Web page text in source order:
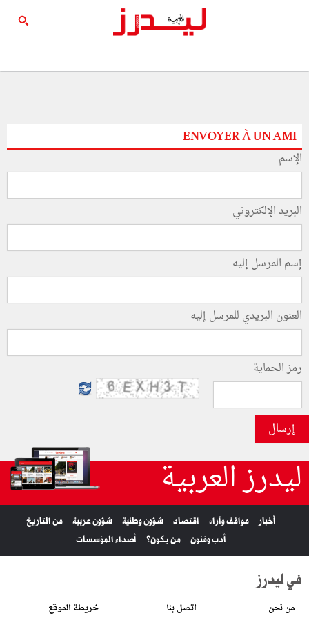
ENVOYER À UN AMI
الإسم
البريد الإلكتروني
إسم المرسل إليه
العنون البريدي للمرسل إليه
رمز الحماية
إرسال
ليدرز العربية
أخبار مواقف وآراء اقتصاد شؤون وطنية شؤون عربية
من التاريخ
أدب وفنون
من يكون؟ أصداء المؤسسات
في ليدرز
من نحن اتصل بنا خريطة الموقع